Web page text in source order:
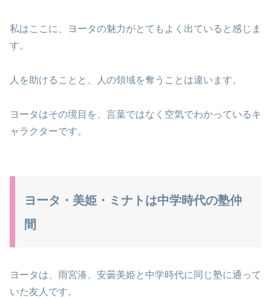
私はここに、ヨータの魅力がとてもよく出ていると感じま
す。
人を助けることと、人の領域を奪うことは違います。
ヨータはその境目を、言葉ではなく空気でわかっているキ
ャラクターです。
ヨータ・美姫・ミナトは中学時代の塾仲
間
ヨータは、雨宮湊、安曇美姫と中学時代に同じ塾に通って
いた友人です。